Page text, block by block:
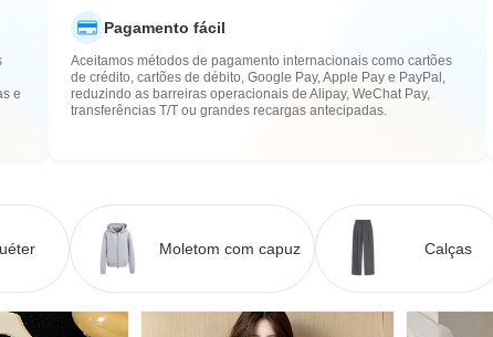
e
Pagamento fácil
Aceitamos métodos de pagamento internacionais como cartões
de crédito, cartões de débito, Google Pay, Apple Pay e PayPal,
reduzindo as barreiras operacionais de Alipay, WeChat Pay,
transferências T/T ou grandes recargas antecipadas.
Moletom com capuz Calças